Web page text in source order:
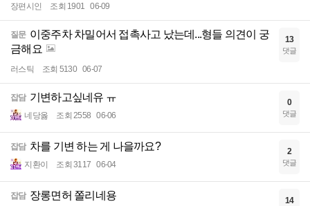
장편시인 조회 1901 06-09
질문 이중주차 차밀어서 접촉사고 났는데...형들 의견이 궁
금해요
러스틱 조회 5130 06-07
13
댓글
잡담 기변하고싶네유 ㅠ
네당옳 조회 2558 06-06
0
댓글
잡담 차를 기변 하는 게 나을까요?
지환이 조회 3117 06-04
2
댓글
잡담 장롱면허 쫄리네용 14